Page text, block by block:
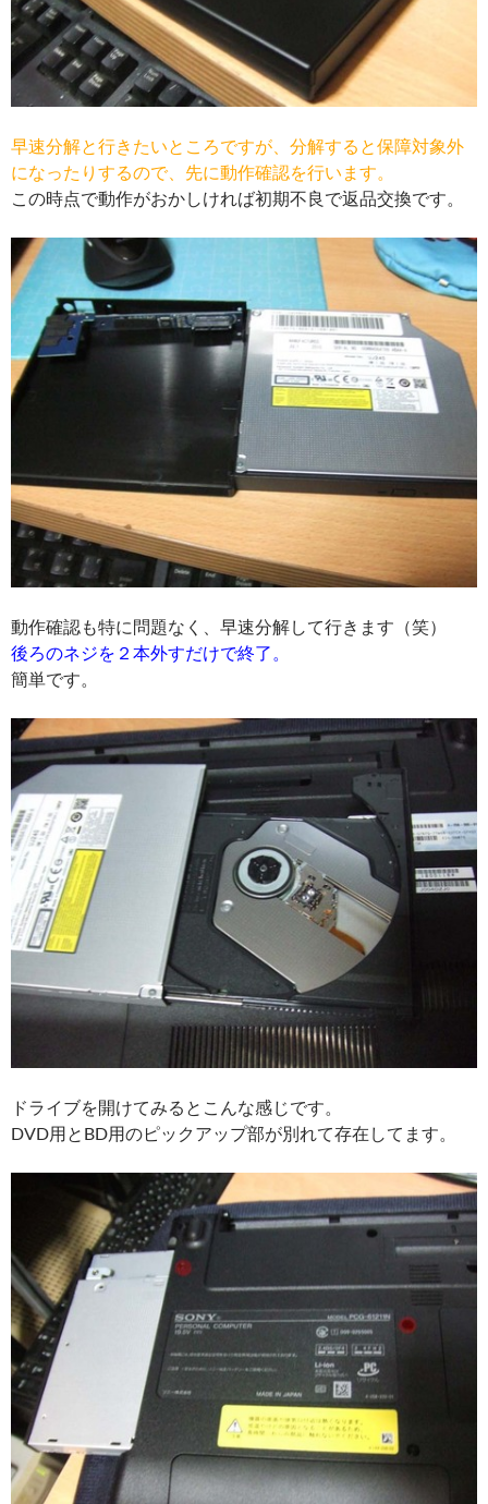
早速分解と行きたいところですが、分解すると保障対象外
になったりするので、先に動作確認を行います。
この時点で動作がおかしければ初期不良で返品交換です。
動作確認も特に問題なく、早速分解して行きます（笑）
後ろのネジを２本外すだけで終了。
簡単です。
ドライブを開けてみるとこんな感じです。
DVD用とBD用のピックアップ部が別れて存在してます。